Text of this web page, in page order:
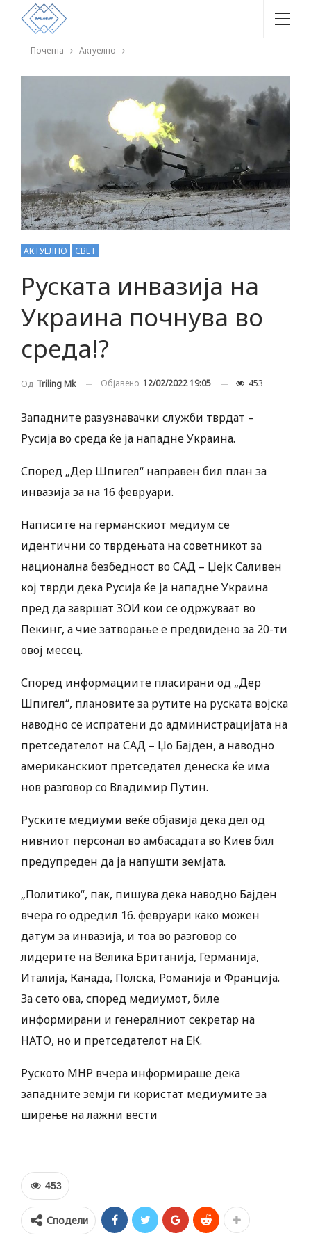
Почетна Актуелно
АКТУЕЛНО СВЕТ
Руската инвазија на
Украина почнува во
среда!?
Од Triling Mk Објавено 12/02/2022 19:05 453
Западните разузнавачки служби тврдат –
Русија во среда ќе ја нападне Украина.
Според „Дер Шпигел“ направен бил план за
инвазија за на 16 февруари.
Написите на германскиот медиум се
идентични со тврдењата на советникот за
национална безбедност во САД – Џејк Саливен
кој тврди дека Русија ќе ја нападне Украина
пред да завршат ЗОИ кои се одржуваат во
Пекинг, а чие затворање е предвидено за 20-ти
овој месец.
Според информациите пласирани од „Дер
Шпигел“, плановите за рутите на руската војска
наводно се испратени до администрацијата на
претседателот на САД – Џо Бајден, а наводно
американскиот претседател денеска ќе има
нов разговор со Владимир Путин.
Руските медиуми веќе објавија дека дел од
нивниот персонал во амбасадата во Киев бил
предупреден да ја напушти земјата.
„Политико“, пак, пишува дека наводно Бајден
вчера го одредил 16. февруари како можен
датум за инвазија, и тоа во разговор со
лидерите на Велика Британија, Германија,
Италија, Канада, Полска, Романија и Франција.
За сето ова, според медиумот, биле
информирани и генералниот секретар на
НАТО, но и претседателот на ЕК.
Руското МНР вчера информираше дека
западните земји ги користат медиумите за
ширење на лажни вести
453
Сподели